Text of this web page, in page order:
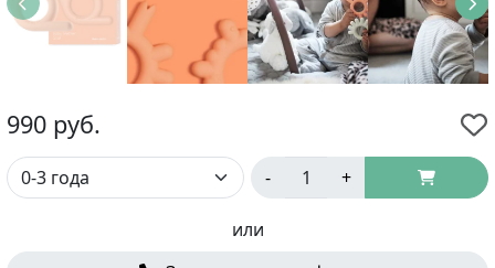
990 руб.
- +
или